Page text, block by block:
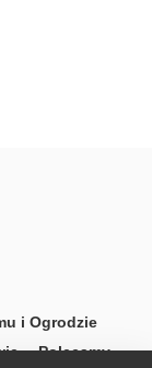
i Ogrodzie
Polecamy